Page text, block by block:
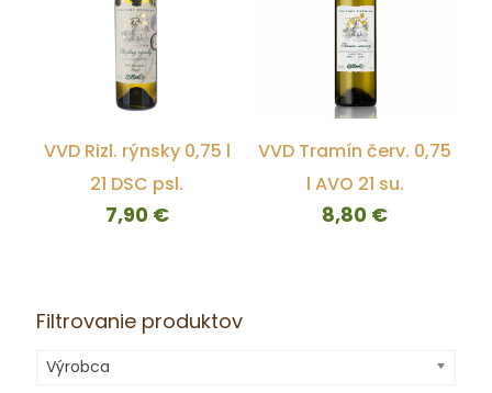
VVD Rizl. rýnsky 0,75 l
21 DSC psl.
7,90 €
VVD Tramín červ. 0,75
l AVO 21 su.
8,80 €
Filtrovanie produktov
Výrobca